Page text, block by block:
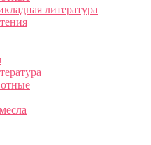
литература